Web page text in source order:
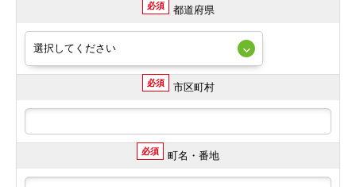
必須 都道府県
必須 市区町村
必須 町名・番地